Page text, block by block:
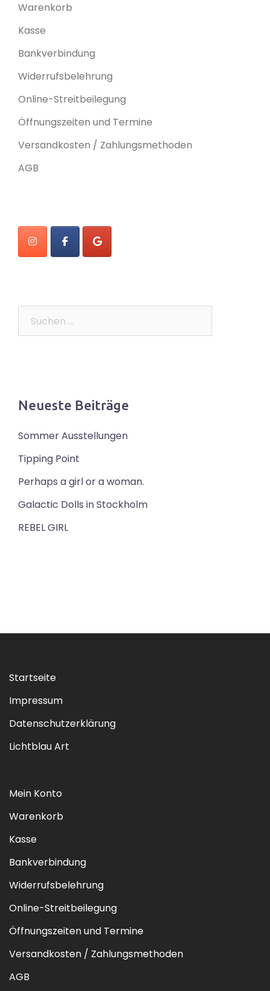
Warenkorb
Kasse
Bankverbindung
Widerrufsbelehrung
Online-Streitbeilegung
Öffnungszeiten und Termine
Versandkosten / Zahlungsmethoden
AGB
Neueste Beiträge
Sommer Ausstellungen
Tipping Point
Perhaps a girl or a woman.
Galactic Dolls in Stockholm
REBEL GIRL
Startseite
Impressum
Datenschutzerklärung
Lichtblau Art
Mein Konto
Warenkorb
Kasse
Bankverbindung
Widerrufsbelehrung
Online-Streitbeilegung
Öffnungszeiten und Termine
Versandkosten / Zahlungsmethoden
AGB